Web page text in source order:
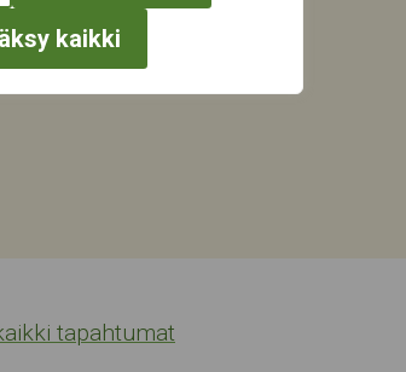
kaikki
Yhteisötoiminta
ajat:
tapahtumat